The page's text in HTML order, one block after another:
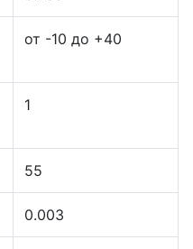
от -10 до +40
1
55
0.003